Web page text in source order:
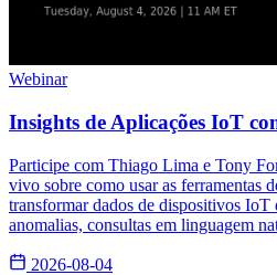
Webinar
Insights de Aplicações IoT
Participe com Thiago Lima e Tony
vivo sobre como usar as ferramentas
transformar dados de dispositivos IoT
anomalias, consultas em linguagem
2026-08-04